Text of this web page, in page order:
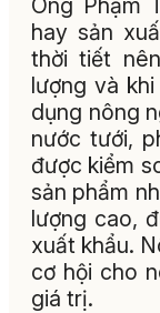
hay sản
thời tiết
lượng và
dụng nông
nước tưới,
được kiểm
sản phẩm
lượng cao,
xuất khẩu.
cơ hội cho
giá trị.